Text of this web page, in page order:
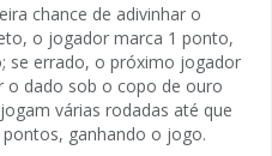
chance de adivinhar o
o jogador marca 1 ponto,
se errado, o próximo jogador
o dado sob o copo de ouro
várias rodadas até que
ganhando o jogo.